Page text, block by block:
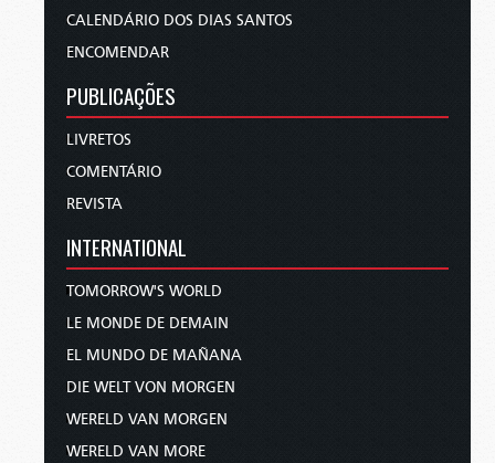
CALENDÁRIO DOS DIAS SANTOS
ENCOMENDAR
PUBLICAÇÕES
LIVRETOS
COMENTÁRIO
REVISTA
INTERNATIONAL
TOMORROW'S WORLD
LE MONDE DE DEMAIN
EL MUNDO DE MAÑANA
DIE WELT VON MORGEN
WERELD VAN MORGEN
WERELD VAN MORE